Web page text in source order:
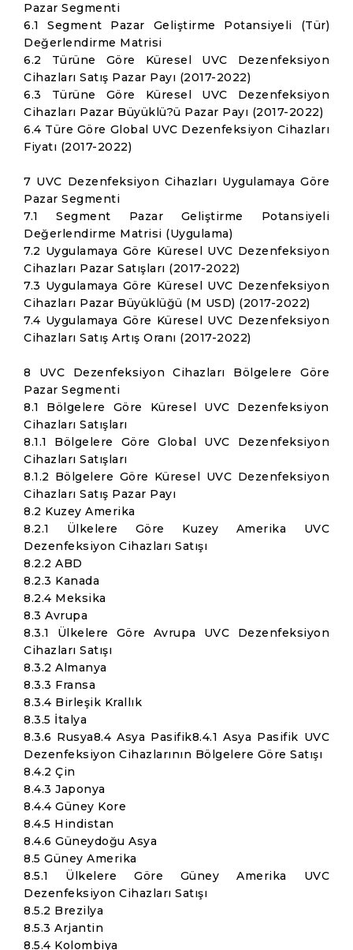
Pazar Segmenti
6.1 Segment Pazar Geliştirme Potansiyeli (Tür)
Değerlendirme Matrisi
6.2 Türüne Göre Küresel UVC Dezenfeksiyon
Cihazları Satış Pazar Payı (2017-2022)
6.3 Türüne Göre Küresel UVC Dezenfeksiyon
Cihazları Pazar Büyüklü?ü Pazar Payı (2017-2022)
6.4 Türe Göre Global UVC Dezenfeksiyon Cihazları
Fiyatı (2017-2022)
7 UVC Dezenfeksiyon Cihazları Uygulamaya Göre
Pazar Segmenti
7.1 Segment Pazar Geliştirme Potansiyeli
Değerlendirme Matrisi (Uygulama)
7.2 Uygulamaya Göre Küresel UVC Dezenfeksiyon
Cihazları Pazar Satışları (2017-2022)
7.3 Uygulamaya Göre Küresel UVC Dezenfeksiyon
Cihazları Pazar Büyüklüğü (M USD) (2017-2022)
7.4 Uygulamaya Göre Küresel UVC Dezenfeksiyon
Cihazları Satış Artış Oranı (2017-2022)
8 UVC Dezenfeksiyon Cihazları Bölgelere Göre
Pazar Segmenti
8.1 Bölgelere Göre Küresel UVC Dezenfeksiyon
Cihazları Satışları
8.1.1 Bölgelere Göre Global UVC Dezenfeksiyon
Cihazları Satışları
8.1.2 Bölgelere Göre Küresel UVC Dezenfeksiyon
Cihazları Satış Pazar Payı
8.2 Kuzey Amerika
8.2.1 Ülkelere Göre Kuzey Amerika UVC
Dezenfeksiyon Cihazları Satışı
8.2.2 ABD
8.2.3 Kanada
8.2.4 Meksika
8.3 Avrupa
8.3.1 Ülkelere Göre Avrupa UVC Dezenfeksiyon
Cihazları Satışı
8.3.2 Almanya
8.3.3 Fransa
8.3.4 Birleşik Krallık
8.3.5 İtalya
8.3.6 Rusya8.4 Asya Pasifik8.4.1 Asya Pasifik UVC
Dezenfeksiyon Cihazlarının Bölgelere Göre Satışı
8.4.2 Çin
8.4.3 Japonya
8.4.4 Güney Kore
8.4.5 Hindistan
8.4.6 Güneydoğu Asya
8.5 Güney Amerika
8.5.1 Ülkelere Göre Güney Amerika UVC
Dezenfeksiyon Cihazları Satışı
8.5.2 Brezilya
8.5.3 Arjantin
8.5.4 Kolombiya